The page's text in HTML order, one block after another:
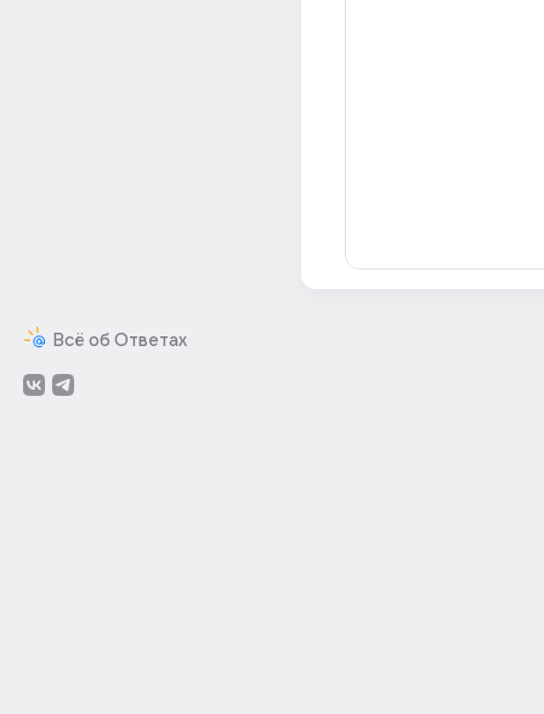
Всё об Ответах